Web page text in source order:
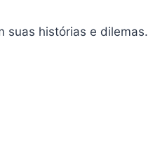
suas histórias e dilemas.